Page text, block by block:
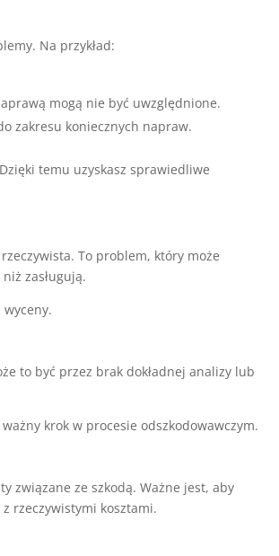
Na przykład:
mogą nie być uwzględnione.
zakresu koniecznych napraw.
temu uzyskasz sprawiedliwe
To problem, który może
zasługują.
to być przez brak dokładnej analizy lub
krok w procesie odszkodowawczym.
związane ze szkodą. Ważne jest, aby
rzeczywistymi kosztami.